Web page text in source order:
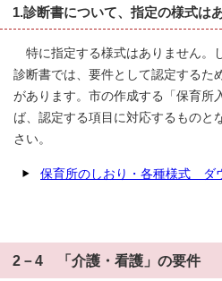
1.診断書について、指定の様式は
特に指定する様式はありません。
診断書では、要件として認定するた
があります。市の作成する「保育所
ば、認定する項目に対応するものと
さい。
保育所のしおり・各種様式 ダ
2－4 「介護・看護」の要件